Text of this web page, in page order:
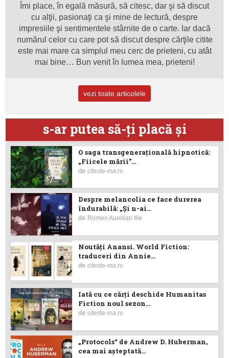
Îmi place, în egală măsură, să citesc, dar şi să discut
cu alţii, pasionaţi ca şi mine de lectură, despre
impresiile şi sentimentele stârnite de o carte. Iar dacă
numărul celor cu care pot să discut despre cărţile citite
este mai mare ca simplul meu cerc de prieteni, cu atât
mai bine… Bun venit în lumea mea, prieteni!
vezi toate articolele
s-ar putea să-ţi placă şi
O saga transgenerațională hipnotică:
„Fiicele mării”...
deciteste-ma.ro
Despre melancolia ce face durerea
îndurabilă: „Și n-ai...
de Romeo Aurelian Ilie
Noutăţi Anansi. World Fiction:
traduceri din Annie...
deciteste-ma.ro
Iată cu ce cărţi deschide Humanitas
Fiction noul sezon...
deciteste-ma.ro
„Protocols“ de Andrew D. Huberman,
cea mai așteptată...